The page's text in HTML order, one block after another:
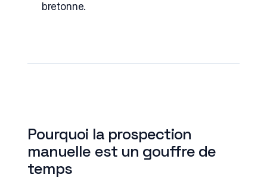
bretonne.
Pourquoi la prospection
manuelle est un gouffre de
temps